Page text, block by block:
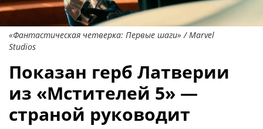
«Фантастическая четверка: Первые шаги» / Marvel
Studios
Показан герб Латверии
из «Мстителей 5» —
страной руководит